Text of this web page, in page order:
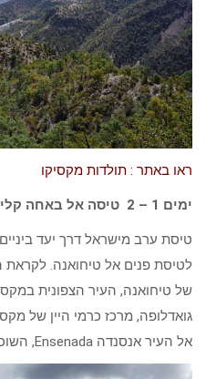
ראו באתר : תולדות מקסיקו
ימים 1 – 2 טיסה אל באחה קליפורניה
טיסת ערב מישראל דרך יעד
לטיסת פנים אל טיחואנה.
של טיחואנה, העיר הצפונית
גואדלופה, מרכז כרמי היין של
אל העיר אנסנדה Ensenada, השוכנת לחוף האוקיינוס השקט.